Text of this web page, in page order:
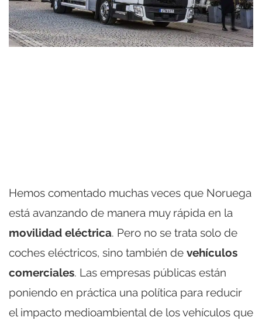
Hemos comentado muchas veces que Noruega
está avanzando de manera muy rápida en la
movilidad eléctrica. Pero no se trata solo de
coches eléctricos, sino también de vehículos
comerciales. Las empresas públicas están
poniendo en práctica una política para reducir
el impacto medioambiental de los vehículos que